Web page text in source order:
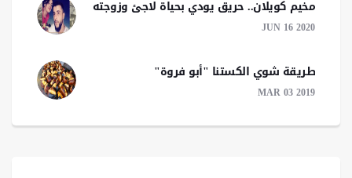
مخيم كويلان.. حريق يودي بحياة لاجئ وزوجته
JUN 16 2020
طريقة شوي الكستنا "أبو فروة"
MAR 03 2019